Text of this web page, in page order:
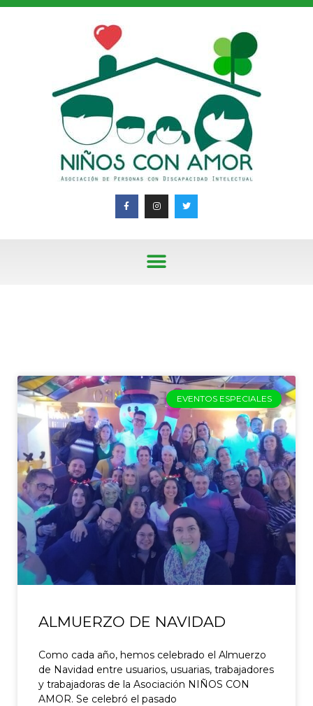
EVENTOS ESPECIALES
ALMUERZO DE NAVIDAD
Como cada año, hemos celebrado el Almuerzo
de Navidad entre usuarios, usuarias, trabajadores
y trabajadoras de la Asociación NIÑOS CON
AMOR. Se celebró el pasado